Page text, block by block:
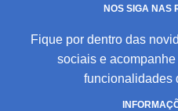
NOS SIGA NAS
Fique por dentro das
sociais e
funcionalidades